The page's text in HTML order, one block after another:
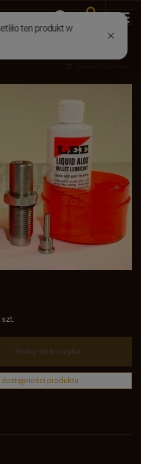
Elaboracja Matryce, uchwyty
.311 (303 Brit.)
szt.
Dodaj do koszyka
dostępności produktu